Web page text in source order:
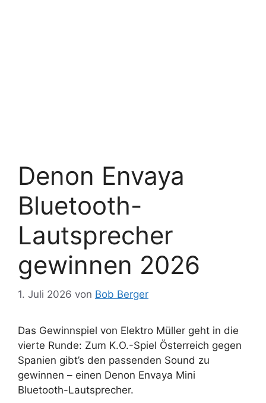
Denon Envaya
Bluetooth-
Lautsprecher
gewinnen 2026
1. Juli 2026 von Bob Berger
Das Gewinnspiel von Elektro Müller geht in die
vierte Runde: Zum K.O.-Spiel Österreich gegen
Spanien gibt’s den passenden Sound zu
gewinnen – einen Denon Envaya Mini
Bluetooth-Lautsprecher.